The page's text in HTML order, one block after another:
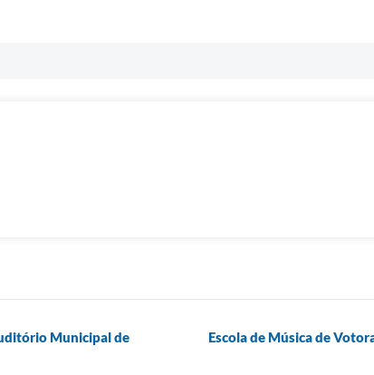
Municipal de
Escola de Música de